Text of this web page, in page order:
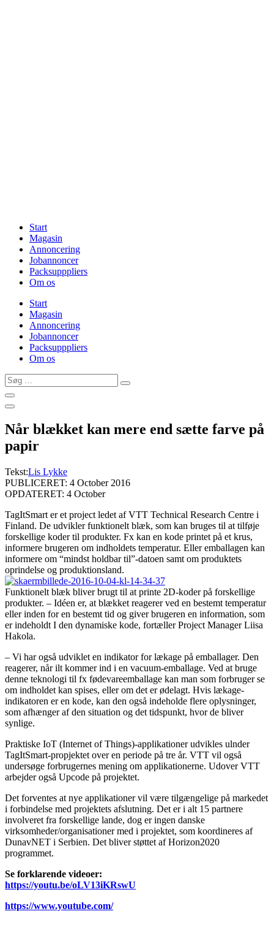
Start
Magasin
Annoncering
Jobannoncer
Packsupppliers
Om os
Start
Magasin
Annoncering
Jobannoncer
Packsupppliers
Om os
Søg
…
Når blækket kan mere end sætte farve på
papir
Tekst:Lis Lykke
PUBLICERET: 4 October 2016
OPDATERET: 4 October
TagItSmart er et project ledet af VTT Technical Research Centre i
Finland. De udvikler funktionelt blæk, som kan bruges til at tilføje
forskellige koder til produkter. Fx kan en kode printet på et krus,
informere brugeren om indholdets temperatur. Eller emballagen kan
informere om “mindst holdbar til”-datoen samt om produktets
oprindelse og produktionsland.
Funktionelt blæk bliver brugt til at printe 2D-koder på forskellige
produkter. – Idéen er, at blækket reagerer ved en bestemt temperatur
eller inden for en bestemt tid og giver brugeren en information, som
er indeholdt I den dynamiske kode, fortæller Project Manager Liisa
Hakola.
– Vi har også udviklet en indikator for lækage på emballager. Den
reagerer, når ilt kommer ind i en vacuum-emballage. Ved at bruge
denne teknologi til fx fødevareemballage kan man som forbruger se
om indholdet kan spises, eller om det er ødelagt. Hvis lækage-
indikatoren er en kode, kan den også indeholde flere oplysninger,
som afhænger af den situation og det tidspunkt, hvor de bliver
synlige.
Praktiske IoT (Internet of Things)-applikationer udvikles ulnder
TagItSmart-propjektet over en periode på tre år. VTT vil også
undersøge forbrugernes mening om applikationerne. Udover VTT
arbejder også Upcode på projektet.
Det forventes at nye applikationer vil være tilgængelige på markedet
i forbindelse med projektets afslutning. Det er i alt 15 partnere
involveret fra forskellige lande, dog er ingen danske
virksomheder/organisationer med i projektet, som koordineres af
DunavNET i Serbien. Det bliver støttet af Horizon2020
programmet.
Se forklarende videoer:
https://youtu.be/oLV13iKRswU
https://www.youtube.com/